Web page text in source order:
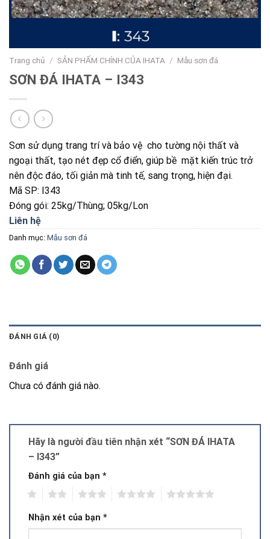
Trang chủ / SẢN PHẨM CHÍNH CỦA IHATA / Mẫu sơn đá
SƠN ĐÁ IHATA – I343
Sơn sử dụng trang trí và bảo vệ cho tường nội thất và
ngoại thất, tạo nét đẹp cổ điển, giúp bề mặt kiến trúc trở
nên độc đáo, tối giản mà tinh tế, sang trọng, hiện đại.
Mã SP: I343
Đóng gói: 25kg/Thùng; 05kg/Lon
Liên hệ
Danh mục: Mẫu sơn đá
ĐÁNH GIÁ (0)
Đánh giá
Chưa có đánh giá nào.
Hãy là người đầu tiên nhận xét “SƠN ĐÁ IHATA
– I343”
Đánh giá của bạn *
Nhận xét của bạn *